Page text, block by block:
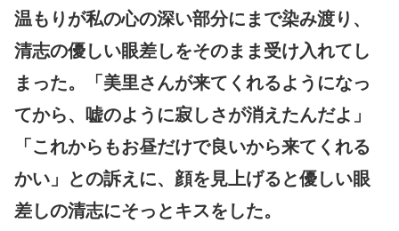
温もりが私の心の深い部分にまで染み渡り、
清志の優しい眼差しをそのまま受け入れてし
まった。「美里さんが来てくれるようになっ
てから、嘘のように寂しさが消えたんだよ」
「これからもお昼だけで良いから来てくれる
かい」との訴えに、顔を見上げると優しい眼
差しの清志にそっとキスをした。